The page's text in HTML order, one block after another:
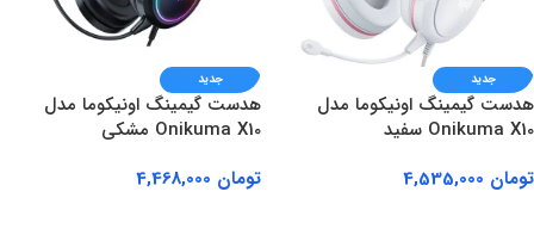
جدید
هدست گیمینگ اونیکوما مدل
Onikuma X10 سفید
تومان
جدید
هدست گیمینگ اونیکوما مدل
Onikuma X10 مشکی
تومان